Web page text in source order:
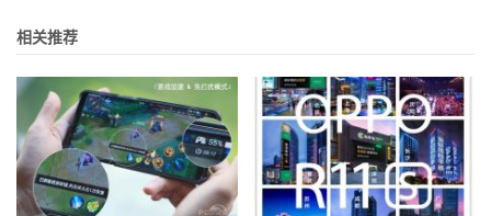
相关推荐